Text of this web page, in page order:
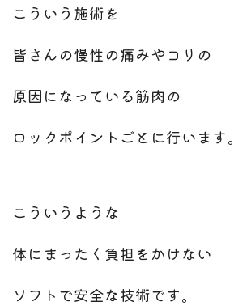
こういう施術を
皆さんの慢性の痛みやコリの
原因になっている筋肉の
ロックポイントごとに行います。
こういうような
体にまったく負担をかけない
ソフトで安全な技術です。